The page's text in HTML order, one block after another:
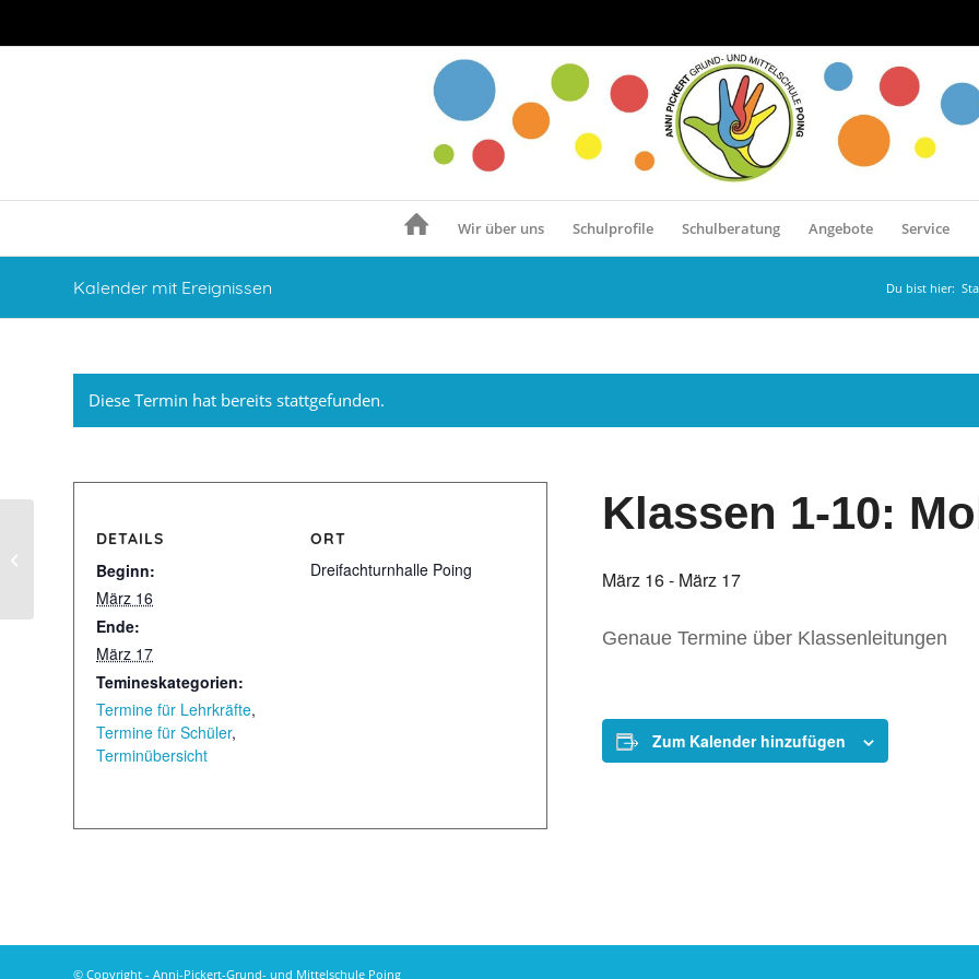
Wir über uns Schulprofile Schulberatung Angebote Service
Kalender mit Ereignissen Du bist hier:
Diese Termin hat bereits stattgefunden.
Klassen 1-10:
März 16- März 17
Genaue Termine über Klassenleitungen
Zum Kalender hinzufügen
DETAILS
Beginn:
März 16
Ende:
März 17
Temineskategorien:
Termine für Lehrkräfte,
Termine für Schüler,
Terminübersicht
ORT
Dreifachturnhalle Poing
© Copyright - Anni-Pickert-Grund- und Mittelschule Poing